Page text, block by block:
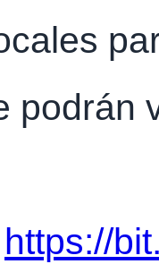
podrán
https://